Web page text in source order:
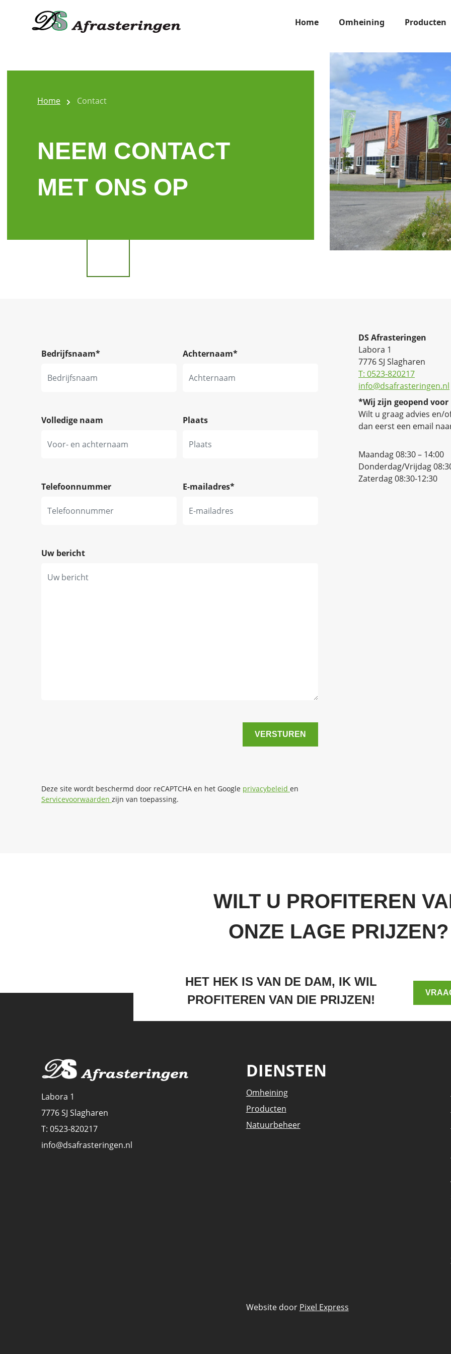
Home Omheining Producten
Home Contact
NEEM CONTACT
MET ONS OP
Bedrijfsnaam* Achternaam*
Volledige naam Plaats
Telefoonnummer E-mailadres*
Uw bericht
VERSTUREN
Deze site wordt beschermd door reCAPTCHA en het Google privacybeleid en
Servicevoorwaarden zijn van toepassing.
DS Afrasteringen
Labora 1
7776 SJ Slagharen
T: 0523-820217
info@dsafrasteringen.nl
*Wij zijn geopend
Wilt u graag advies en/
dan eerst een email
Maandag 08:30 – 14:00
Donderdag/Vrijdag
Zaterdag 08:30-12:30
WILT U PROFITEREN
ONZE LAGE PRIJZEN?
HET HEK IS VAN DE DAM, IK WIL
PROFITEREN VAN DIE PRIJZEN!
Labora 1
7776 SJ Slagharen
T: 0523-820217
info@dsafrasteringen.nl
DIENSTEN
Omheining
Producten
Natuurbeheer
Website door Pixel Express